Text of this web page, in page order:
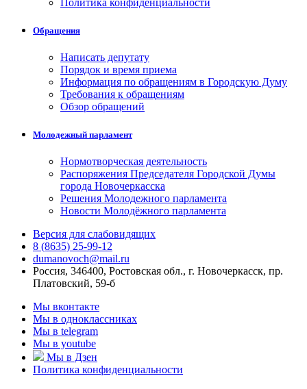
Обращения
Написать депутату
Порядок и время приема
Информация по обращениям в Городскую Думу
Требования к обращениям
Обзор обращений
Молодежный парламент
Нормотворческая деятельность
Распоряжения Председателя Городской Думы
города Новочеркасска
Решения Молодежного парламента
Новости Молодёжного парламента
Версия для слабовидящих
8 (8635) 25-99-12
dumanovoch@mail.ru
Россия, 346400, Ростовская обл., г. Новочеркасск, пр.
Платовский, 59-б
Мы вконтакте
Мы в одноклассниках
Мы в telegram
Мы в youtube
Мы в Дзен
Политика конфиденциальности